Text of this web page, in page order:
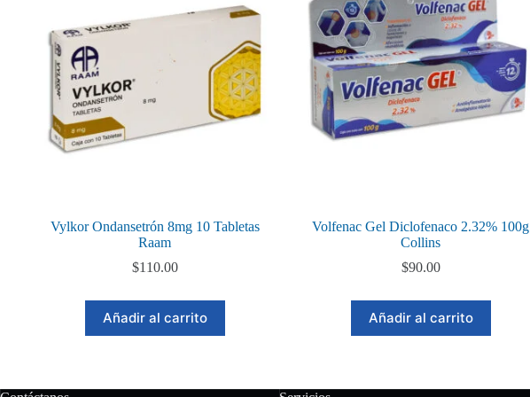
Vylkor Ondansetrón 8mg 10 Tabletas
Raam
$110.00
Añadir al carrito
Volfenac Gel Diclofenaco 2.32% 100g
Collins
$90.00
Añadir al carrito